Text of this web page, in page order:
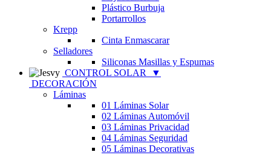
Plástico Burbuja
Portarrollos
Krepp
Cinta Enmascarar
Selladores
Siliconas Masillas y Espumas
CONTROL SOLAR
▼
DECORACIÓN
Láminas
01 Láminas Solar
02 Láminas Automóvil
03 Láminas Privacidad
04 Láminas Seguridad
05 Láminas Decorativas